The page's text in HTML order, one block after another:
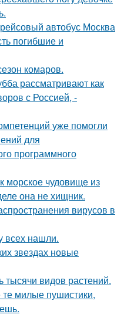
автобус Москва
погибшие и
комаров.
рассматривают как
с Россией, -
уже помогли
для
программного
морское чудовище из
она не хищник.
вирусов в
всех нашли.
звездах новые
тысячи видов растений.
те милые пушистики,